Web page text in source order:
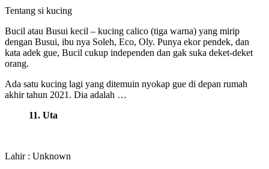
Tentang si kucing
Bucil atau Busui kecil – kucing calico (tiga warna) yang mirip
dengan Busui, ibu nya Soleh, Eco, Oly. Punya ekor pendek, dan
kata adek gue, Bucil cukup independen dan gak suka deket-deket
orang.
Ada satu kucing lagi yang ditemuin nyokap gue di depan rumah
akhir tahun 2021. Dia adalah …
11. Uta
Lahir : Unknown